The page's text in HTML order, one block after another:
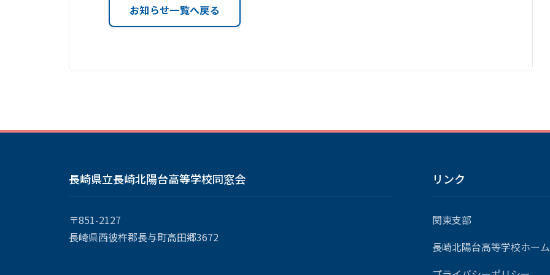
お知らせ一覧へ戻る
長崎県立長崎北陽台高等学校同窓会
〒851-2127
長崎県西彼杵郡長与町高田郷3672
リンク
関東支部
長崎北陽台高等学校ホー